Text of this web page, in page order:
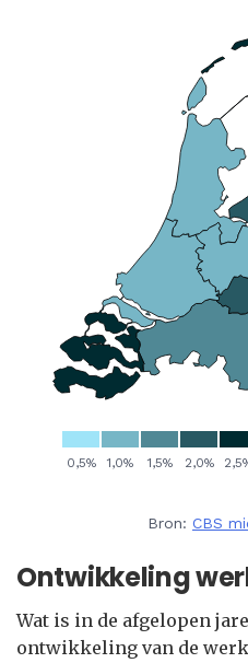
Bron: CBS
Ontwikkeling
Wat is in de afgelopen
ontwikkeling van de